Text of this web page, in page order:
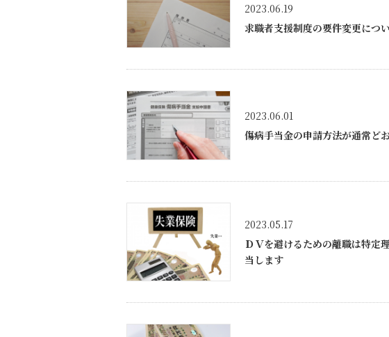
2023.06.19
求職者支援制度の要件変更につ
2023.06.01
傷病手当金の申請方法が通常ど
2023.05.17
ＤＶを避けるための離職は特定
当します